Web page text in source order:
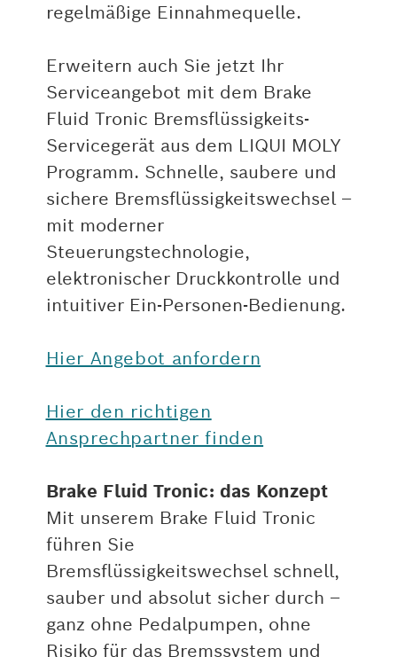
regelmäßige Einnahmequelle.
Erweitern auch Sie jetzt Ihr
Serviceangebot mit dem Brake
Fluid Tronic Bremsflüssigkeits-
Servicegerät aus dem LIQUI MOLY
Programm. Schnelle, saubere und
sichere Bremsflüssigkeitswechsel –
mit moderner
Steuerungstechnologie,
elektronischer Druckkontrolle und
intuitiver Ein-Personen-Bedienung.
Hier Angebot anfordern
Hier den richtigen
Ansprechpartner finden
Brake Fluid Tronic: das Konzept
Mit unserem Brake Fluid Tronic
führen Sie
Bremsflüssigkeitswechsel schnell,
sauber und absolut sicher durch –
ganz ohne Pedalpumpen, ohne
Risiko für das Bremssystem und